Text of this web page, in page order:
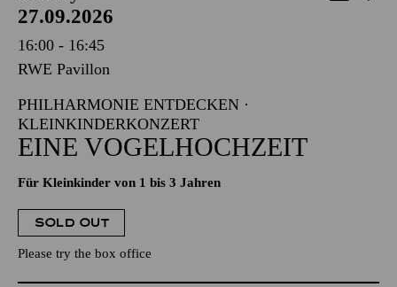
27.09.2026
16:00 - 16:45
RWE Pavillon
PHILHARMONIE ENTDECKEN ·
KLEINKINDERKONZERT
EINE VOGELHOCHZEIT
Für Kleinkinder von 1 bis 3 Jahren
SOLD OUT
Please try the box office